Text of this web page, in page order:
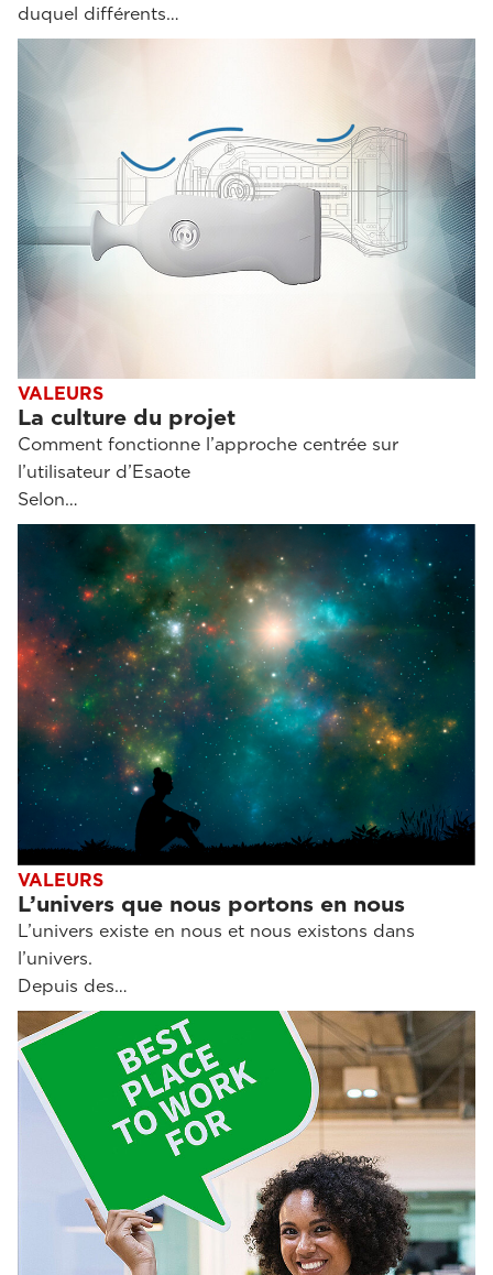
duquel différents…
VALEURS
La culture du projet
Comment fonctionne l’approche centrée sur
l’utilisateur d’Esaote
Selon…
VALEURS
L’univers que nous portons en nous
L’univers existe en nous et nous existons dans
l’univers.
Depuis des…